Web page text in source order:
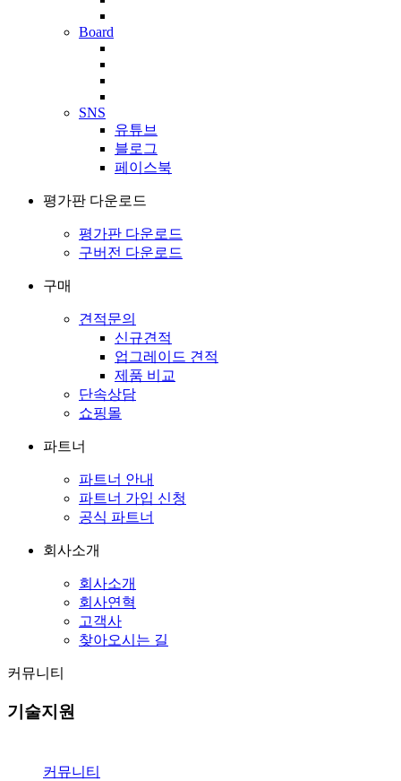
Board
SNS
유튜브
블로그
페이스북
평가판 다운로드
평가판 다운로드
구버전 다운로드
구매
견적문의
신규견적
업그레이드 견적
제품 비교
단속상담
쇼핑몰
파트너
파트너 안내
파트너 가입 신청
공식 파트너
회사소개
회사소개
회사연혁
고객사
찾아오시는 길
커뮤니티
기술지원
커뮤니티